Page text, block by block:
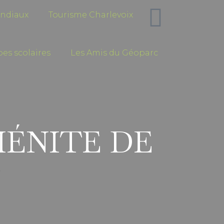
Tourisme Charlevoix
scolaires Les Amis du Géoparc
DE